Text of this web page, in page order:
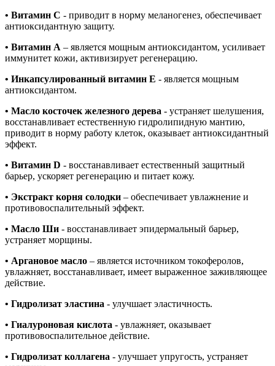
• Витамин С - приводит в норму меланогенез, обеспечивает
антиоксидантную защиту.
• Витамин А – является мощным антиоксидантом, усиливает
иммунитет кожи, активизирует регенерацию.
• Инкапсулированный витамин Е - является мощным
антиоксидантом.
• Масло косточек железного дерева - устраняет шелушения,
восстанавливает естественную гидролипидную мантию,
приводит в норму работу клеток, оказывает антиоксидантный
эффект.
• Витамин D - восстанавливает естественный защитный
барьер, ускоряет регенерацию и питает кожу.
• Экстракт корня солодки – обеспечивает увлажнение и
противовоспалительный эффект.
• Масло Ши - восстанавливает эпидермальный барьер,
устраняет морщины.
• Аргановое масло – является источником токоферолов,
увлажняет, восстанавливает, имеет выраженное заживляющее
действие.
• Гидролизат эластина - улучшает эластичность.
• Гиалуроновая кислота - увлажняет, оказывает
противовоспалительное действие.
• Гидролизат коллагена - улучшает упругость, устраняет